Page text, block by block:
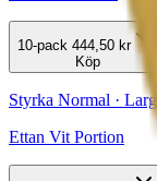
10-pack 444,50 kr
Köp
Styrka Normal · Large
Ettan Vit Portion